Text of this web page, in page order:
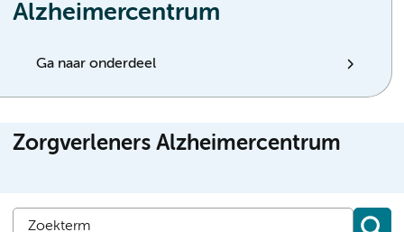
Alzheimercentrum
Ga naar onderdeel
Zorgverleners Alzheimercentrum